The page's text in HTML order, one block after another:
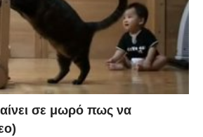
σε μωρό πως να